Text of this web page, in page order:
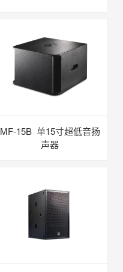
MF-15B 单15寸超低音扬
声器